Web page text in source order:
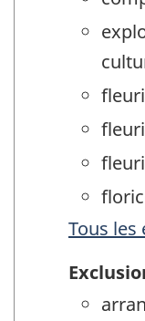
Tous les